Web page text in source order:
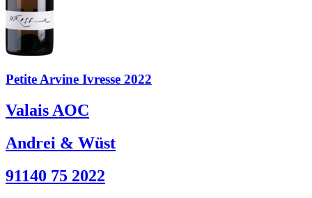
Petite Arvine Ivresse 2022
Valais AOC
Andrei & Wüst
91140 75 2022